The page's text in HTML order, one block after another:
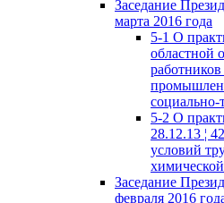
Заседание
марта 2016 года
5-1 О
областной
социально-
5-2 О
28.12.13 ¦
условий
Заседание
февраля 2016